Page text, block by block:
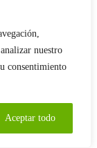
nuestro
consentimiento
Aceptar todo